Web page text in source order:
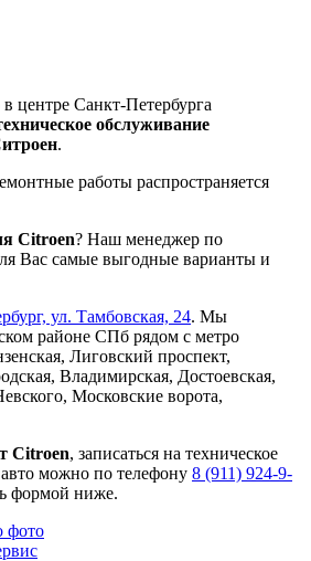
центре Санкт-Петербурга
обслуживание
.
работы распространяется
Citroen? Наш менеджер по
Вас самые выгодные варианты и
ул. Тамбовская, 24. Мы
районе СПб рядом с метро
Лиговский проспект,
Владимирская, Достоевская,
Московские ворота,
Citroen, записаться на техническое
можно по телефону 8 (911) 924-9-
формой ниже.
фото